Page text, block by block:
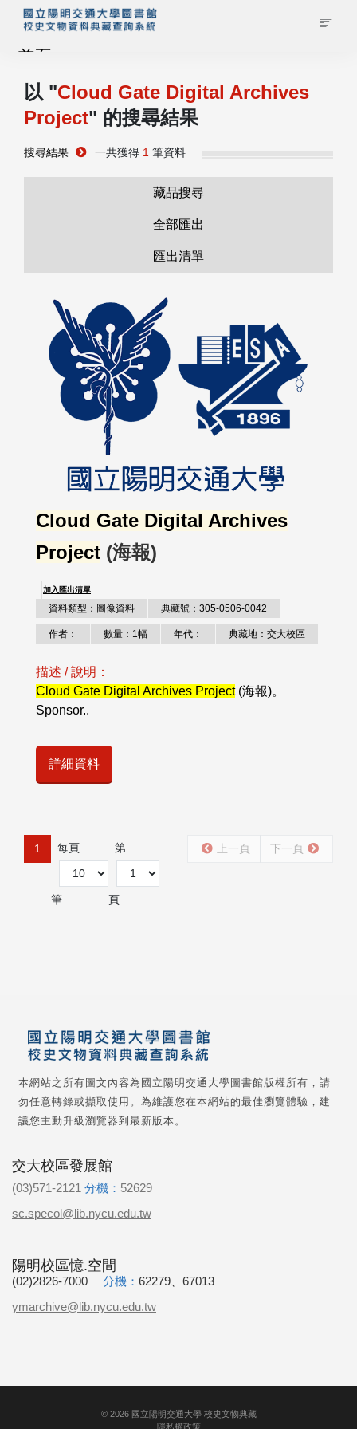
首頁
藏品查詢
校史館簡介
管理者登入
以 "Cloud Gate Digital Archives
Project" 的搜尋結果
搜尋結果 一共獲得 1 筆資料
藏品搜尋
全部匯出
匯出清單
Cloud Gate Digital Archives
Project (海報)
加入匯出清單
資料類型：圖像資料 典藏號：305-0506-0042
作者： 數量：1幅 年代： 典藏地：交大校區
描述 / 說明：
Cloud Gate Digital Archives Project(海報)。
Sponsor..
詳細資料
1 每頁
筆
第
頁
上一頁 下一頁
本網站之所有圖文內容為國立陽明交通大學圖書館版權所有，請
勿任意轉錄或擷取使用。為維護您在本網站的最佳瀏覽體驗，建
議您主動升級瀏覽器到最新版本。
交大校區發展館
(03)571-2121 分機： 52629
sc.specol@lib.nycu.edu.tw
陽明校區憶.空間
(02)2826-7000 分機： 62279、67013
ymarchive@lib.nycu.edu.tw
© 2026國立陽明交通大學 校史文物典藏
隱私權政策